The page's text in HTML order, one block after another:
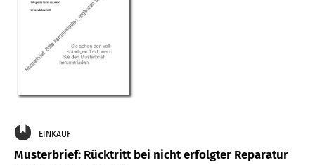
EINKAUF
Musterbrief: Rücktritt bei nicht erfolgter Reparatur